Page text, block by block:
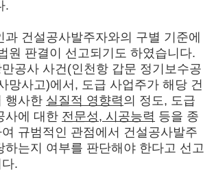
.
과 건설공사발주자와의 구별 기준에
원 판결이 선고되기도 하였습니다.
공사 사건(인천항 갑문 정기보수공
망사고)에서, 도급 사업주가 해당 건
행사한 실질적 영향력의 정도, 도급
사에 대한 전문성, 시공능력 등을 종
규범적인 관점에서 건설공사발주
하는지 여부를 판단해야 한다고 선고
.